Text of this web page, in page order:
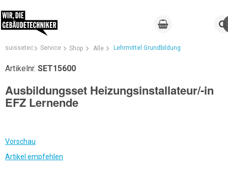
suissetec Service Shop Alle Lehrmittel Grundbildung
Artikelnr. SET15600
Ausbildungsset Heizungsinstallateur/-in
EFZ Lernende
Vorschau
Artikel empfehlen